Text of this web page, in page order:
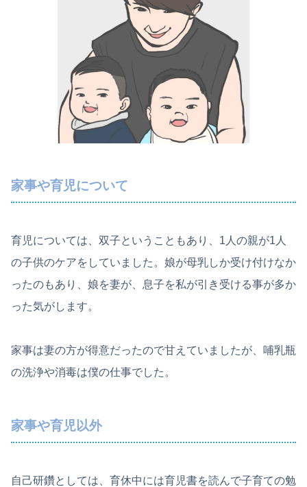
家事や育児について
育児については、双子ということもあり、1人の親が1人
の子供のケアをしていました。娘が母乳しか受け付けなか
ったのもあり、娘を妻が、息子を私が引き受ける事が多か
った気がします。
家事は妻の方が得意だったので甘えていましたが、哺乳瓶
の洗浄や消毒は僕の仕事でした。
家事や育児以外
自己研鑽としては、育休中には育児書を読んで子育ての勉